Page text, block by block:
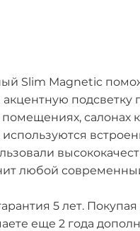
Slim Magnetic
подсветку
салонах
используются
любой
5 лет.
еще 2 года